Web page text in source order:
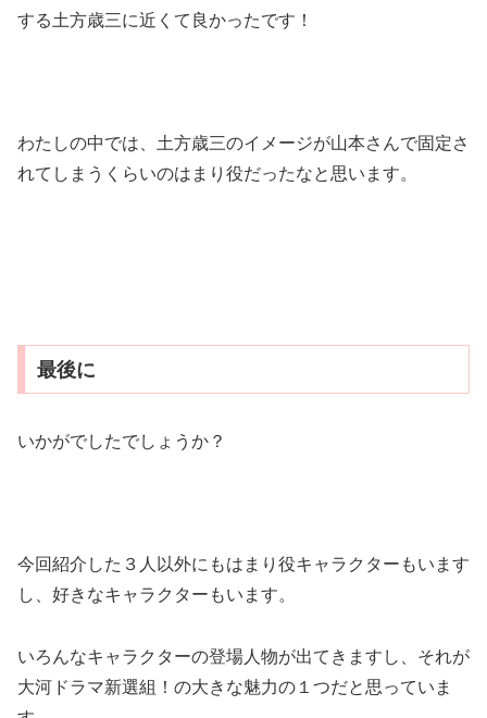
する土方歳三に近くて良かったです！
わたしの中では、土方歳三のイメージが山本さんで固定さ
れてしまうくらいのはまり役だったなと思います。
最後に
いかがでしたでしょうか？
今回紹介した３人以外にもはまり役キャラクターもいます
し、好きなキャラクターもいます。
いろんなキャラクターの登場人物が出てきますし、それが
大河ドラマ新選組！の大きな魅力の１つだと思っていま